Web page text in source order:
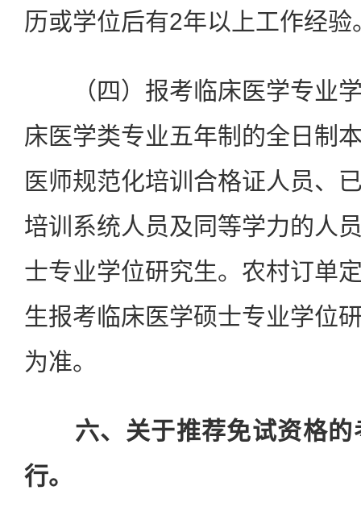
历或学位后有2年以上工作经验
（四）报考临床医学专业学
床医学类专业五年制的全日制
医师规范化培训合格证人员、
培训系统人员及同等学力的人
士专业学位研究生。农村订单
生报考临床医学硕士专业学位
为准。
六、关于推荐免试资格
行。